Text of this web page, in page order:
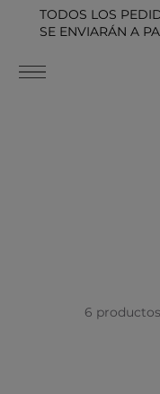
TODOS LOS
SE ENVIARÁN A
6 productos